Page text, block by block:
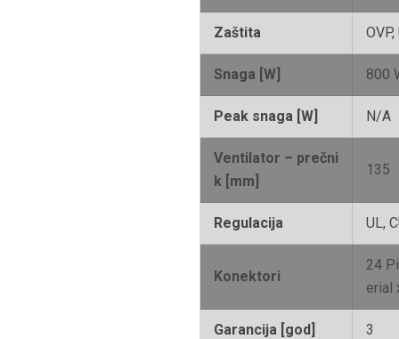
Zaštita OVP,
Snaga [W] 800
Peak snaga [W] N/A
Ventilator – prečni
k [mm]
135
Regulacija UL,
Konektori
24
erial
Garancija [god] 3